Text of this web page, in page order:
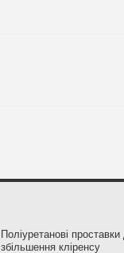
Поліуретанові
збільшення кліренсу